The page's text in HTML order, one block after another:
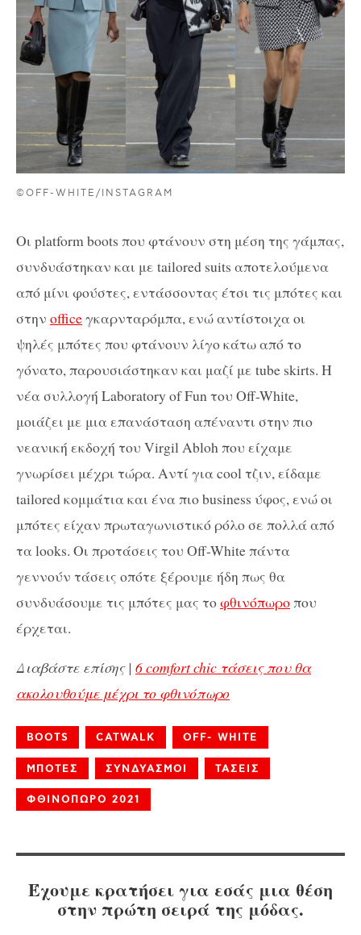
©OFF-WHITE/INSTAGRAM
Οι platform boots που φτάνουν στη μέση της γάμπας,
συνδυάστηκαν και με tailored suits αποτελούμενα
από μίνι φούστες, εντάσσοντας έτσι τις μπότες και
στην officeγκαρνταρόμπα, ενώ αντίστοιχα οι
ψηλές μπότες που φτάνουν λίγο κάτω από το
γόνατο, παρουσιάστηκαν και μαζί με tube skirts. Η
νέα συλλογή Laboratory of Fun του Off-White,
μοιάζει με μια επανάσταση απέναντι στην πιο
νεανική εκδοχή του Virgil Abloh που είχαμε
γνωρίσει μέχρι τώρα. Αντί για cool τζιν, είδαμε
tailored κομμάτια και ένα πιο business ύφος, ενώ οι
μπότες είχαν πρωταγωνιστικό ρόλο σε πολλά από
τα looks. Οι προτάσεις του Off-White πάντα
γεννούν τάσεις οπότε ξέρουμε ήδη πως θα
συνδυάσουμε τις μπότες μας τοφθινόπωροπου
έρχεται.
Διαβάστε επίσης | 6 comfort chic τάσεις που θα
ακολουθούμε μέχρι το φθινόπωρο
BOOTS CATWALK OFF- WHITE
ΜΠΟΤΕΣ ΣΥΝΔΥΑΣΜΟΙ ΤΑΣΕΙΣ
ΦΘΙΝΟΠΩΡΟ 2021
Έχουμε κρατήσει για εσάς μια θέση
στην πρώτη σειρά της μόδας.